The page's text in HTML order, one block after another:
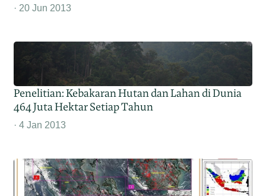
20 Jun 2013
Penelitian: Kebakaran Hutan dan Lahan di Dunia
464 Juta Hektar Setiap Tahun
4 Jan 2013